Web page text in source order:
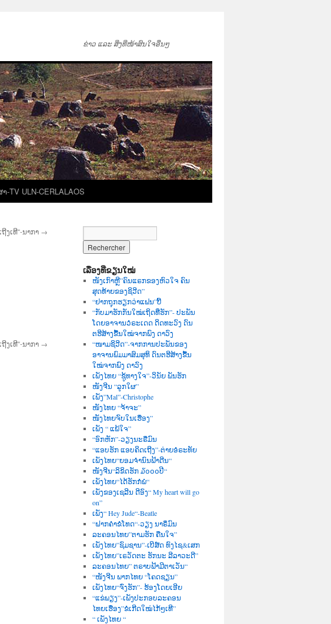
ຂ່າວ ແລະ ສິ່ງທີ່ໜ້າສົນໃຈອື່ນໆ
ULN-CERLALAOS
ຖີງເທີ“-ນາກາ →
ຖີງເທີ“-ນາກາ →
ເລື່ອງທີ່ຂຽນໃໝ່
ໜັງເກົາຫຼີ”ຄົນແຣກຂອງຫົວໃຈ ຄົນ
ສຸດທ້າຍຂອງຊິວີດ”
“ຢາກຖຸກຮຽກວ່າແຟນ”ບີ້
“ກັບມາຮັກກັນໃໝ່ເຖິດທີ່ຮັກ”- ປະພັນ
ໂດຍອາຈານວໍຣະເດດ ດິດທະວົງ ດົນ
ຕຮີສ້າງຂື້ນໃໝ່ຈາກພົງ ດາວົງ
“ໜາມຊິວີດ”-ຈາກການປະພັນຂອງ
ອາຈານພົມມາສົມສຸທິ ດົນຕຮີສ້າງຂື້ນ
ໃໝ່ຈາກພົງ ດາວົງ
ເພັງໄທຍ “ຊູ້ທາງໃຈ”-ວິນັຍ ພັນຮັກ
ໜັງຈີນ “ລູກໃຜ”
ເພັງ”Mal”-Christophe
ໜັງໄທຍ “ຈ້າຈະ”
ໜັງໄທຍຈົບໃນເຮື່ອງ”
ເພັງ “ ແພ້ໃຈ”
“ອົກຫັກ”-ວຽງນະຣືມົນ
“ແອບຮັກ ແອບຄິດເຖີງ”-ຕ່າຍອໍຣະທັຍ
ເພັງໄທຍ“ຍອມຈຳນົນຟ້າດີນ“
ໜັງຈີນ“ລິຂິດຮັກ ໓໐໐໐ປີ“
ເພັງໄທຍ“ໄດ້ຮັກກໍພໍ“
ເພັງຂອງເຊລີນ ດີອົງ“ My heart will go
on”
ເພັງ“ Hey Jude“-Beatle
“ຝາກຄຳຂໍໂທດ“-ວຽງ ນາຣຶມົນ
ລະຄອນໄທຍ”ຕາມຮັກ ຄືນໃຈ”
ເພັງໄທຍ”ຊົມຊານ”-ເບີສ໌ດ ທົງໄຊ&ເສກ
ເພັງໄທຍ”ເຣວັດຕະ ຮັກນະ ລີລາວະດີ”
ລະຄອນໄທຍ” ຕຣາບຟ້າມີຕາເວັນ“
“ໜັງຈີນ ພາກໄທຍ “ໂຄດຊຽນ”
ເພັງໄທຍ“ຈົ່ງຮັກ”- ຮ້ອງໂດຍເອີຍ
“ແຂ່ພຽງ”-ເພັງປະກອບລະຄອນ
ໄທຍເຮື່ອງ”ຂໍເກີດໃໝ່ໄກ້ໆເທີ”
“ ເພັງໄທຍ “